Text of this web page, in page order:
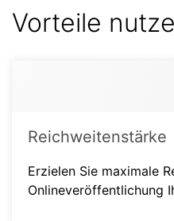
Vorteile
Reichweitenstärke
Erzielen Sie maximale
Onlineveröffentlichung